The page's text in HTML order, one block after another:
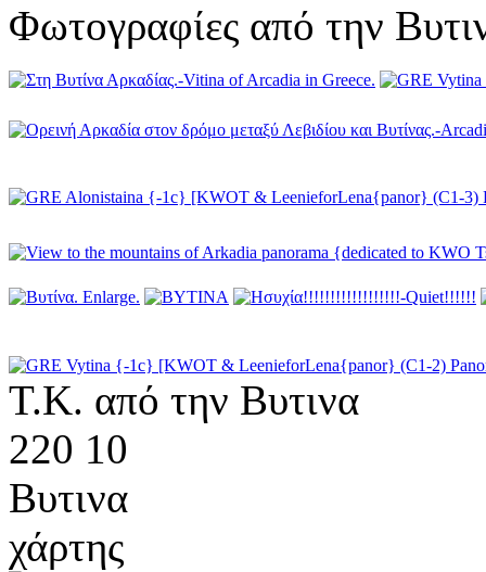
Φωτογραφίες από την
Τ.Κ. από την Βυτινα
220 10
Βυτινα
χάρτης